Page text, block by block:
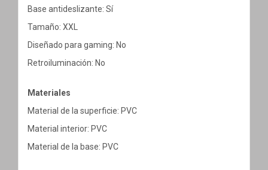
Base antideslizante: Sí
Tamaño: XXL
Diseñado para gaming: No
Retroiluminación: No
Materiales
Material de la superficie: PVC
Material interior: PVC
Material de la base: PVC